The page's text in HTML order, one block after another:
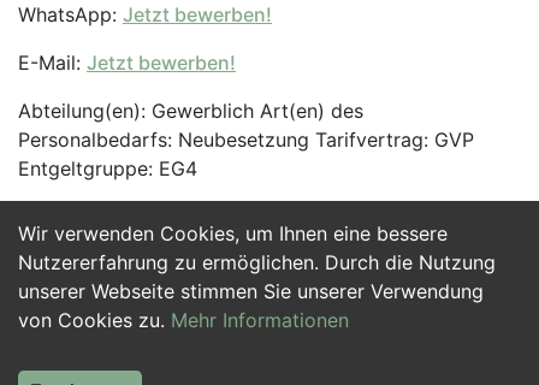
Wir verwenden Cookies, um Ihnen eine bessere
Nutzererfahrung zu ermöglichen. Durch die Nutzung
unserer Webseite stimmen Sie unserer Verwendung
von Cookies zu. Mehr Informationen
WhatsApp: Jetzt bewerben!
E-Mail: Jetzt bewerben!
Abteilung(en): Gewerblich Art(en) des
Personalbedarfs: Neubesetzung Tarifvertrag: GVP
Entgeltgruppe: EG4
Jetzt Bewerben